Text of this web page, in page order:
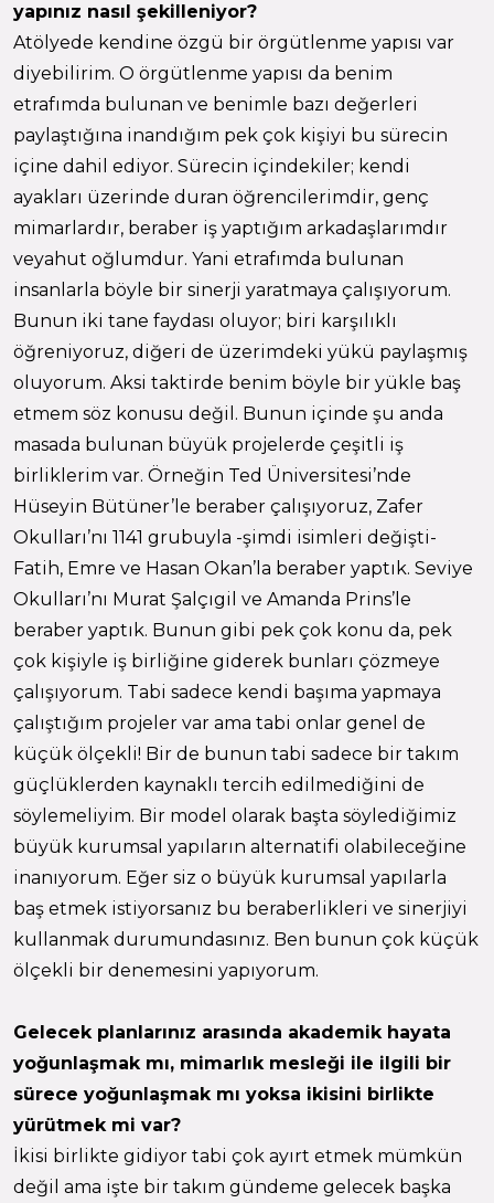
yapınız nasıl şekilleniyor?
Atölyede kendine özgü bir örgütlenme yapısı var
diyebilirim. O örgütlenme yapısı da benim
etrafımda bulunan ve benimle bazı değerleri
paylaştığına inandığım pek çok kişiyi bu sürecin
içine dahil ediyor. Sürecin içindekiler; kendi
ayakları üzerinde duran öğrencilerimdir, genç
mimarlardır, beraber iş yaptığım arkadaşlarımdır
veyahut oğlumdur. Yani etrafımda bulunan
insanlarla böyle bir sinerji yaratmaya çalışıyorum.
Bunun iki tane faydası oluyor; biri karşılıklı
öğreniyoruz, diğeri de üzerimdeki yükü paylaşmış
oluyorum. Aksi taktirde benim böyle bir yükle baş
etmem söz konusu değil. Bunun içinde şu anda
masada bulunan büyük projelerde çeşitli iş
birliklerim var. Örneğin Ted Üniversitesi’nde
Hüseyin Bütüner’le beraber çalışıyoruz, Zafer
Okulları’nı 1141 grubuyla -şimdi isimleri değişti-
Fatih, Emre ve Hasan Okan’la beraber yaptık. Seviye
Okulları’nı Murat Şalçıgil ve Amanda Prins’le
beraber yaptık. Bunun gibi pek çok konu da, pek
çok kişiyle iş birliğine giderek bunları çözmeye
çalışıyorum. Tabi sadece kendi başıma yapmaya
çalıştığım projeler var ama tabi onlar genel de
küçük ölçekli! Bir de bunun tabi sadece bir takım
güçlüklerden kaynaklı tercih edilmediğini de
söylemeliyim. Bir model olarak başta söylediğimiz
büyük kurumsal yapıların alternatifi olabileceğine
inanıyorum. Eğer siz o büyük kurumsal yapılarla
baş etmek istiyorsanız bu beraberlikleri ve sinerjiyi
kullanmak durumundasınız. Ben bunun çok küçük
ölçekli bir denemesini yapıyorum.
Gelecek planlarınız arasında akademik hayata
yoğunlaşmak mı, mimarlık mesleği ile ilgili bir
sürece yoğunlaşmak mı yoksa ikisini birlikte
yürütmek mi var?
İkisi birlikte gidiyor tabi çok ayırt etmek mümkün
değil ama işte bir takım gündeme gelecek başka